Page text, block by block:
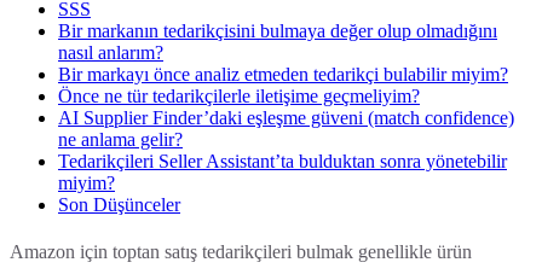
SSS
Bir markanın tedarikçisini bulmaya değer olup olmadığını
nasıl anlarım?
Bir markayı önce analiz etmeden tedarikçi bulabilir miyim?
Önce ne tür tedarikçilerle iletişime geçmeliyim?
AI Supplier Finder’daki eşleşme güveni (match confidence)
ne anlama gelir?
Tedarikçileri Seller Assistant’ta bulduktan sonra yönetebilir
miyim?
Son Düşünceler
Amazon için toptan satış tedarikçileri bulmak genellikle ürün